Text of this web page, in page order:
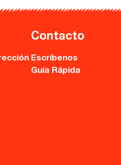
Contacto
Escríbenos
Guía Rápida